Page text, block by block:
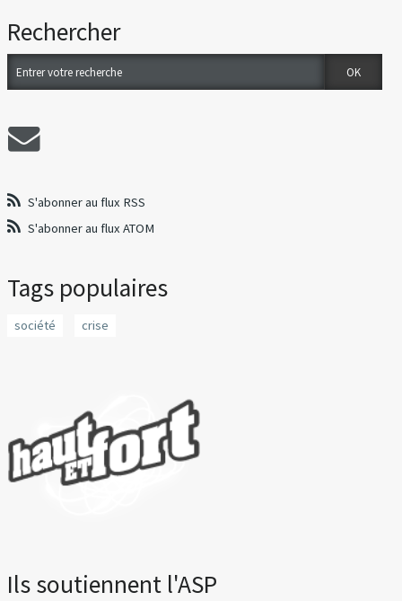
Rechercher
S'abonner au flux RSS
S'abonner au flux ATOM
Tags populaires
société crise
Ils soutiennent l'ASP